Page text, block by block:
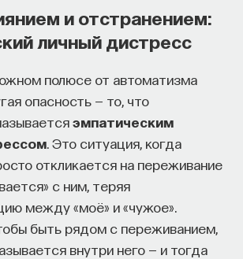
и отстранением:
личный дистресс
полюсе от автоматизма
опасность — то, что
эмпатическим
. Это ситуация, когда
откликается на переживание
с ним, теряя
между «моё» и «чужое».
быть рядом с переживанием,
внутри него — и тогда